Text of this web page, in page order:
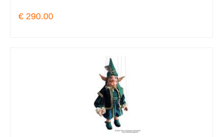
€ 290.00